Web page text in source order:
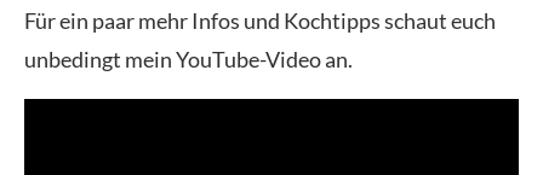
Für ein paar mehr Infos und Kochtipps schaut euch
unbedingt mein YouTube-Video an.